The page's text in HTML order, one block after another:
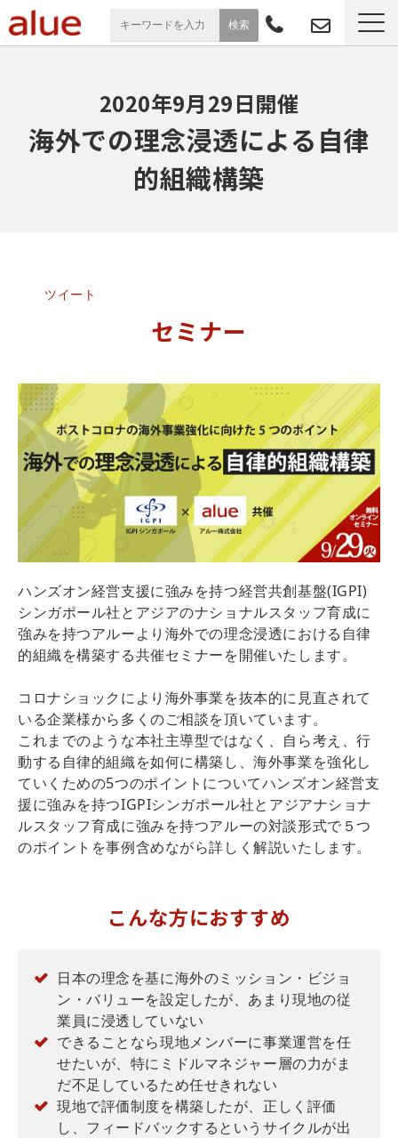
導入事例
お役立ち情報
2020年9月29日開催
海外での理念浸透による自律
的組織構築
ツイート
セミナー
ハンズオン経営支援に強みを持つ経営共創基盤(IGPI)
シンガポール社とアジアのナショナルスタッフ育成に
強みを持つアルーより海外での理念浸透における自律
的組織を構築する共催セミナーを開催いたします。
コロナショックにより海外事業を抜本的に見直されて
いる企業様から多くのご相談を頂いています。
これまでのような本社主導型ではなく、自ら考え、行
動する自律的組織を如何に構築し、海外事業を強化し
ていくための5つのポイントについてハンズオン経営支
援に強みを持つIGPIシンガポール社とアジアナショナ
ルスタッフ育成に強みを持つアルーの対談形式で５つ
のポイントを事例含めながら詳しく解説いたします。
こんな方におすすめ
日本の理念を基に海外のミッション・ビジョ
ン・バリューを設定したが、あまり現地の従
業員に浸透していない
できることなら現地メンバーに事業運営を任
せたいが、特にミドルマネジャー層の力がま
だ不足しているため任せきれない
現地で評価制度を構築したが、正しく評価
し、フィードバックするというサイクルが出